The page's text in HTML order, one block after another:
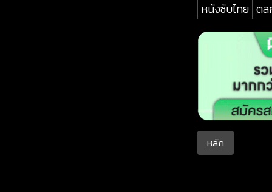
หนังซับไทย ต
หลัก